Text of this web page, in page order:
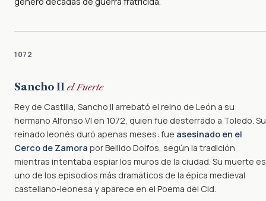
1072
Sancho II el Fuerte
Rey de Castilla, Sancho II arrebató el reino de León a su
hermano Alfonso VI en 1072, quien fue desterrado a Toledo. Su
reinado leonés duró apenas meses: fue asesinado en el
Cerco de Zamora por Bellido Dolfos, según la tradición
mientras intentaba espiar los muros de la ciudad. Su muerte es
uno de los episodios más dramáticos de la épica medieval
castellano-leonesa y aparece en el Poema del Cid.